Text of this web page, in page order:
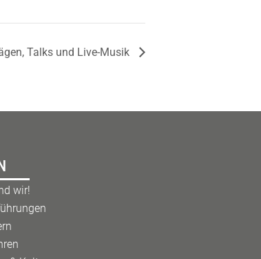
Talks und Live-Musik
wir!